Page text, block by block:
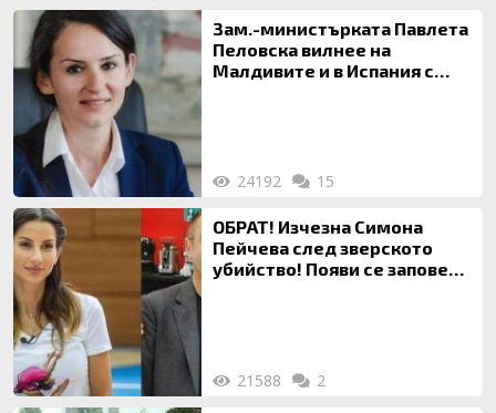
Зам.-министърката Павлета
Пеловска вилнее на
Малдивите и в Испания с
24192 15
ОБРАТ! Изчезна Симона
Пейчева след зверското
убийство! Появи се заповед
21588 2